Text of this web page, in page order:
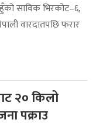
साविक भिरकोट–६,
वारदातपछि फरार
२० किलो
पक्राउ